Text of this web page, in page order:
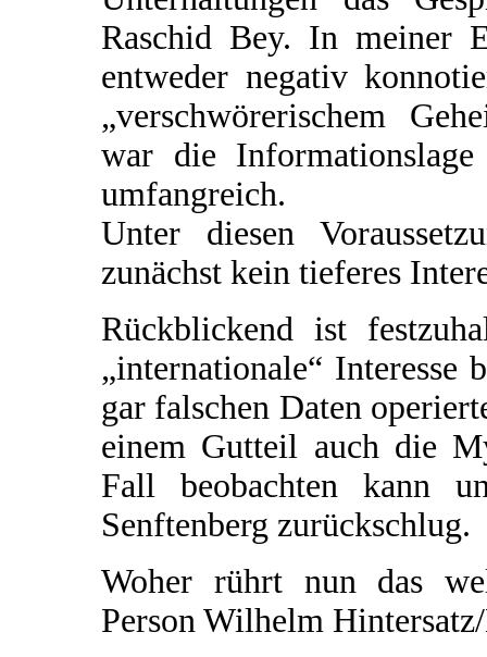
Raschid Bey. In meiner
entweder negativ
„verschwörerischem
war die
umfangreich.
Unter diesen
zunächst kein tieferes
Rückblickend ist
„internationale“ Interesse
gar falschen Daten
einem Gutteil auch die
Fall beobachten kann
Senftenberg zurückschlug.
Woher rührt nun das
Person Wilhelm